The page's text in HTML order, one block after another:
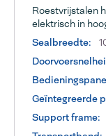
Roestvrijstalen
elektrisch in
Sealbreedte:
Geïntegreerde
Support frame: